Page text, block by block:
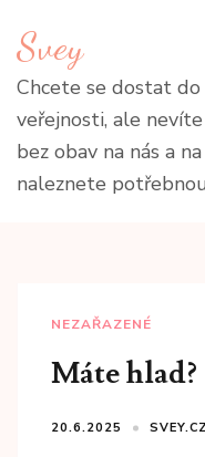
na
obsah
(stiskněte
Enter)
Svey
Chcete se dostat
veřejnosti, ale
bez obav na nás a
naleznete
NEZAŘAZENÉ
Máte hlad?
20.6.2025 SVEY.CZ